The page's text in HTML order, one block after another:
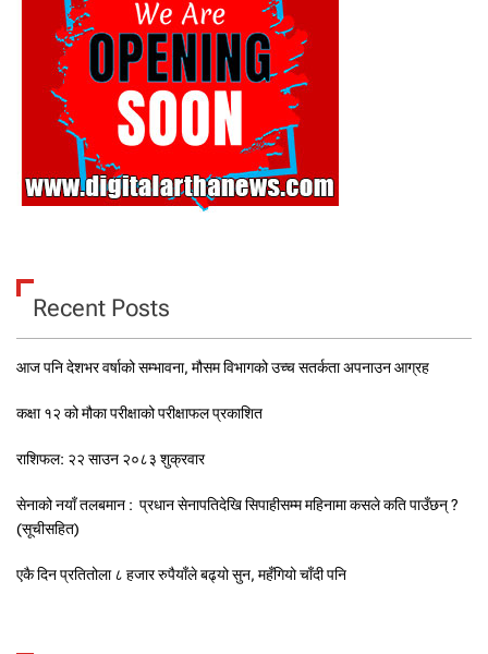
Recent Posts
आज पनि देशभर वर्षाको सम्भावना, मौसम विभागको उच्च सतर्कता अपनाउन आग्रह
कक्षा १२ को मौका परीक्षाको परीक्षाफल प्रकाशित
राशिफल: २२ साउन २०८३ शुक्रवार
सेनाको नयाँ तलबमान : प्रधान सेनापतिदेखि सिपाहीसम्म महिनामा कसले कति पाउँछन् ?
(सूचीसहित)
एकै दिन प्रतितोला ८ हजार रुपैयाँले बढ्यो सुन, महँगियो चाँदी पनि